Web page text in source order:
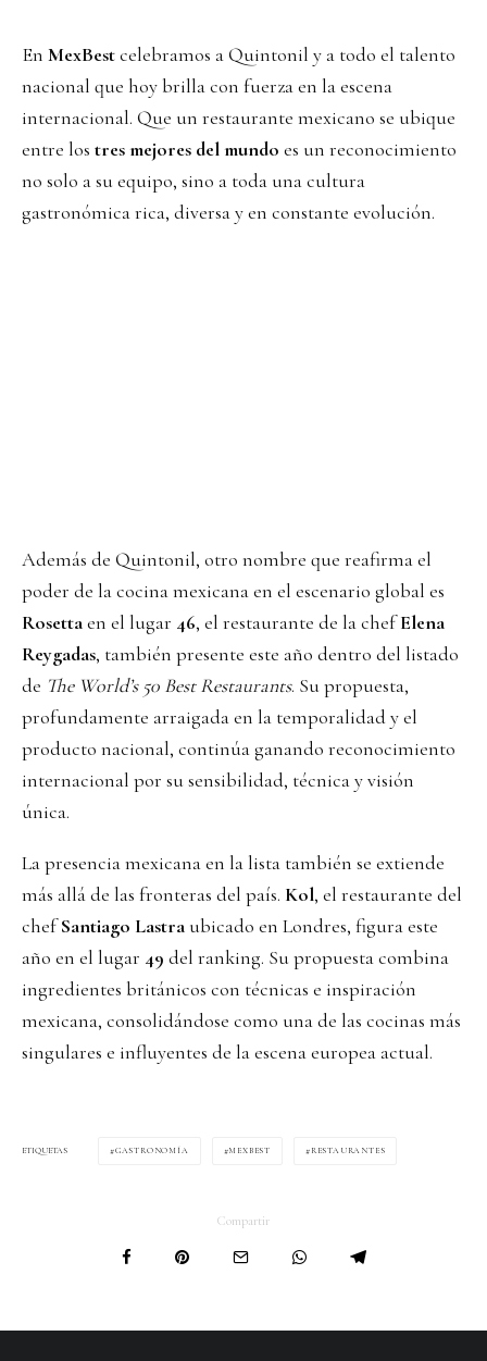
En MexBestcelebramos a Quintonil y a todo el talento
nacional que hoy brilla con fuerza en la escena
internacional. Que un restaurante mexicano se ubique
entre los tres mejores del mundo es un reconocimiento
no solo a su equipo, sino a toda una cultura
gastronómica rica, diversa y en constante evolución.
Además de Quintonil, otro nombre que reafirma el
poder de la cocina mexicana en el escenario global es
Rosettaen el lugar 46, el restaurante de la chefElena
Reygadas, también presente este año dentro del listado
de The World’s 50 Best Restaurants. Su propuesta,
profundamente arraigada en la temporalidad y el
producto nacional, continúa ganando reconocimiento
internacional por su sensibilidad, técnica y visión
única.
La presencia mexicana en la lista también se extiende
más allá de las fronteras del país. Kol, el restaurante del
chefSantiago Lastra ubicado en Londres, figura este
año en el lugar 49 del ranking. Su propuesta combina
ingredientes británicos con técnicas e inspiración
mexicana, consolidándose como una de las cocinas más
singulares e influyentes de la escena europea actual.
ETIQUETAS GASTRONOMÍA MEXBEST RESTAURANTES
Compartir